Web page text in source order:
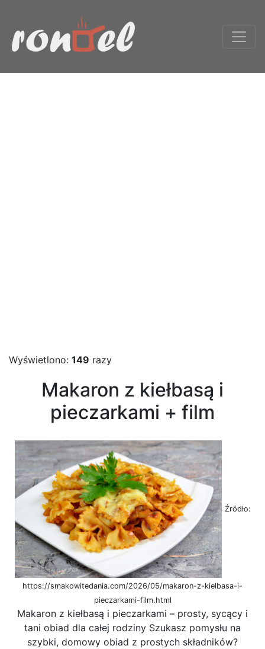
Wyświetlono: 149 razy
Makaron z kiełbasą i
pieczarkami + film
Źródło:
https://smakowitedania.com/2026/05/makaron-z-kielbasa-i-
pieczarkami-film.html
Makaron z kiełbasą i pieczarkami – prosty, sycący i
tani obiad dla całej rodziny Szukasz pomysłu na
szybki, domowy obiad z prostych składników?